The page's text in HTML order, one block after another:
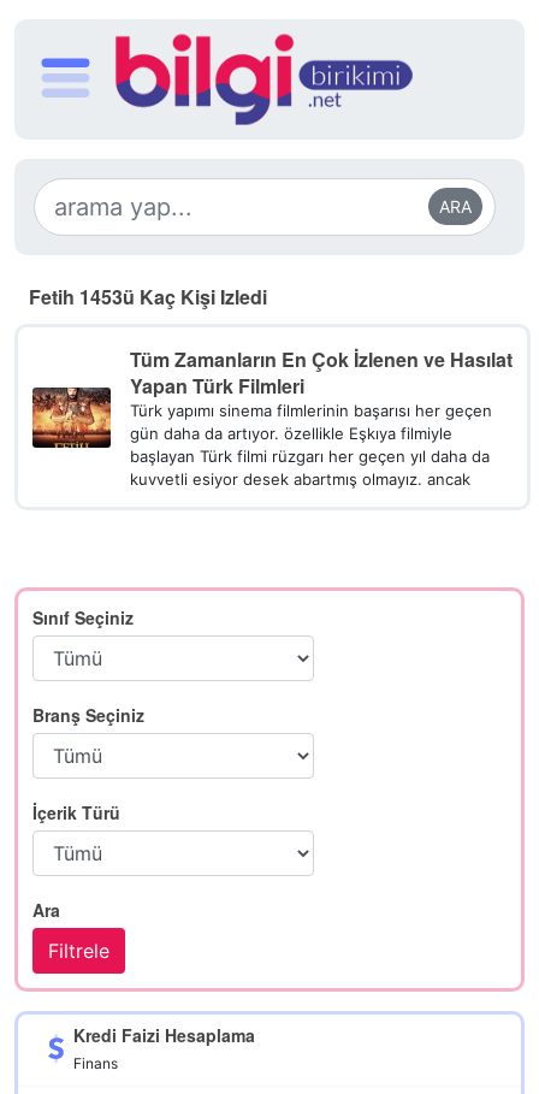
ARA
Fetih 1453ü Kaç Kişi Izledi
Tüm Zamanların En Çok İzlenen ve Hasılat
Yapan Türk Filmleri
Türk yapımı sinema filmlerinin başarısı her geçen
gün daha da artıyor. özellikle Eşkıya filmiyle
başlayan Türk filmi rüzgarı her geçen yıl daha da
kuvvetli esiyor desek abartmış olmayız. ancak
Sınıf Seçiniz
Branş Seçiniz
İçerik Türü
Ara
Kredi Faizi Hesaplama
Finans